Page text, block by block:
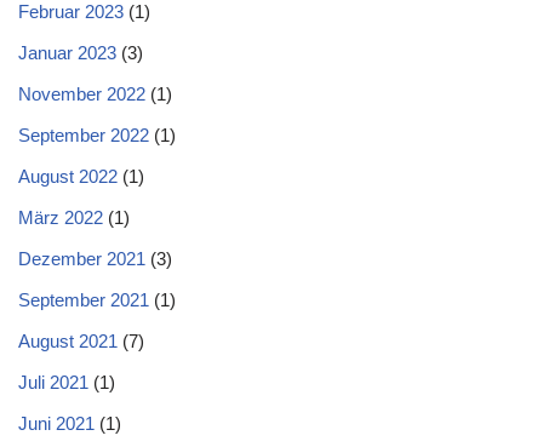
Februar 2023 (1)
Januar 2023 (3)
November 2022 (1)
September 2022 (1)
August 2022 (1)
März 2022 (1)
Dezember 2021 (3)
September 2021 (1)
August 2021 (7)
Juli 2021 (1)
Juni 2021 (1)